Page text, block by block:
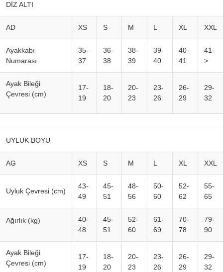
DİZ ALTI
AD XS S M L XL XXL
Ayakkabı
Numarası
35-
37
36-
38
38-
39
39-
40
40-
41
41-
>
Ayak Bileği
Çevresi (cm)
17-
19
18-
20
20-
23
23-
26
26-
29
29-
32
UYLUK BOYU
AG XS S M L XL XXL
Uyluk Çevresi (cm)
43-
49
45-
51
48-
56
50-
60
52-
62
55-
65
Ağırlık (kg)
40-
48
45-
51
52-
60
61-
69
70-
78
79-
90
Ayak Bileği
Çevresi (cm)
17-
19
18-
20
20-
23
23-
26
26-
29
29-
32